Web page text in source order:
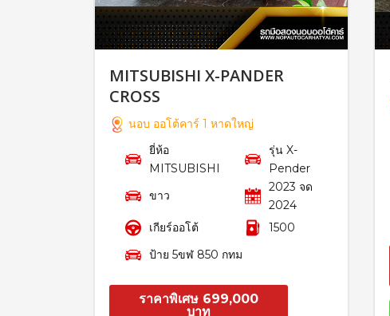
MITSUBISHI X-PANDER
CROSS
นอบ ออโต้คาร์ 1 หาดใหญ่
ยี่ห้อ
MITSUBISHI
รุ่น X-
Pender
ขาว
2023 จด
2024
เกียร์ออโต้
1500
ป้าย 5ขฬ 850 กทม
ราคาพิเศษ 699,000
บาท